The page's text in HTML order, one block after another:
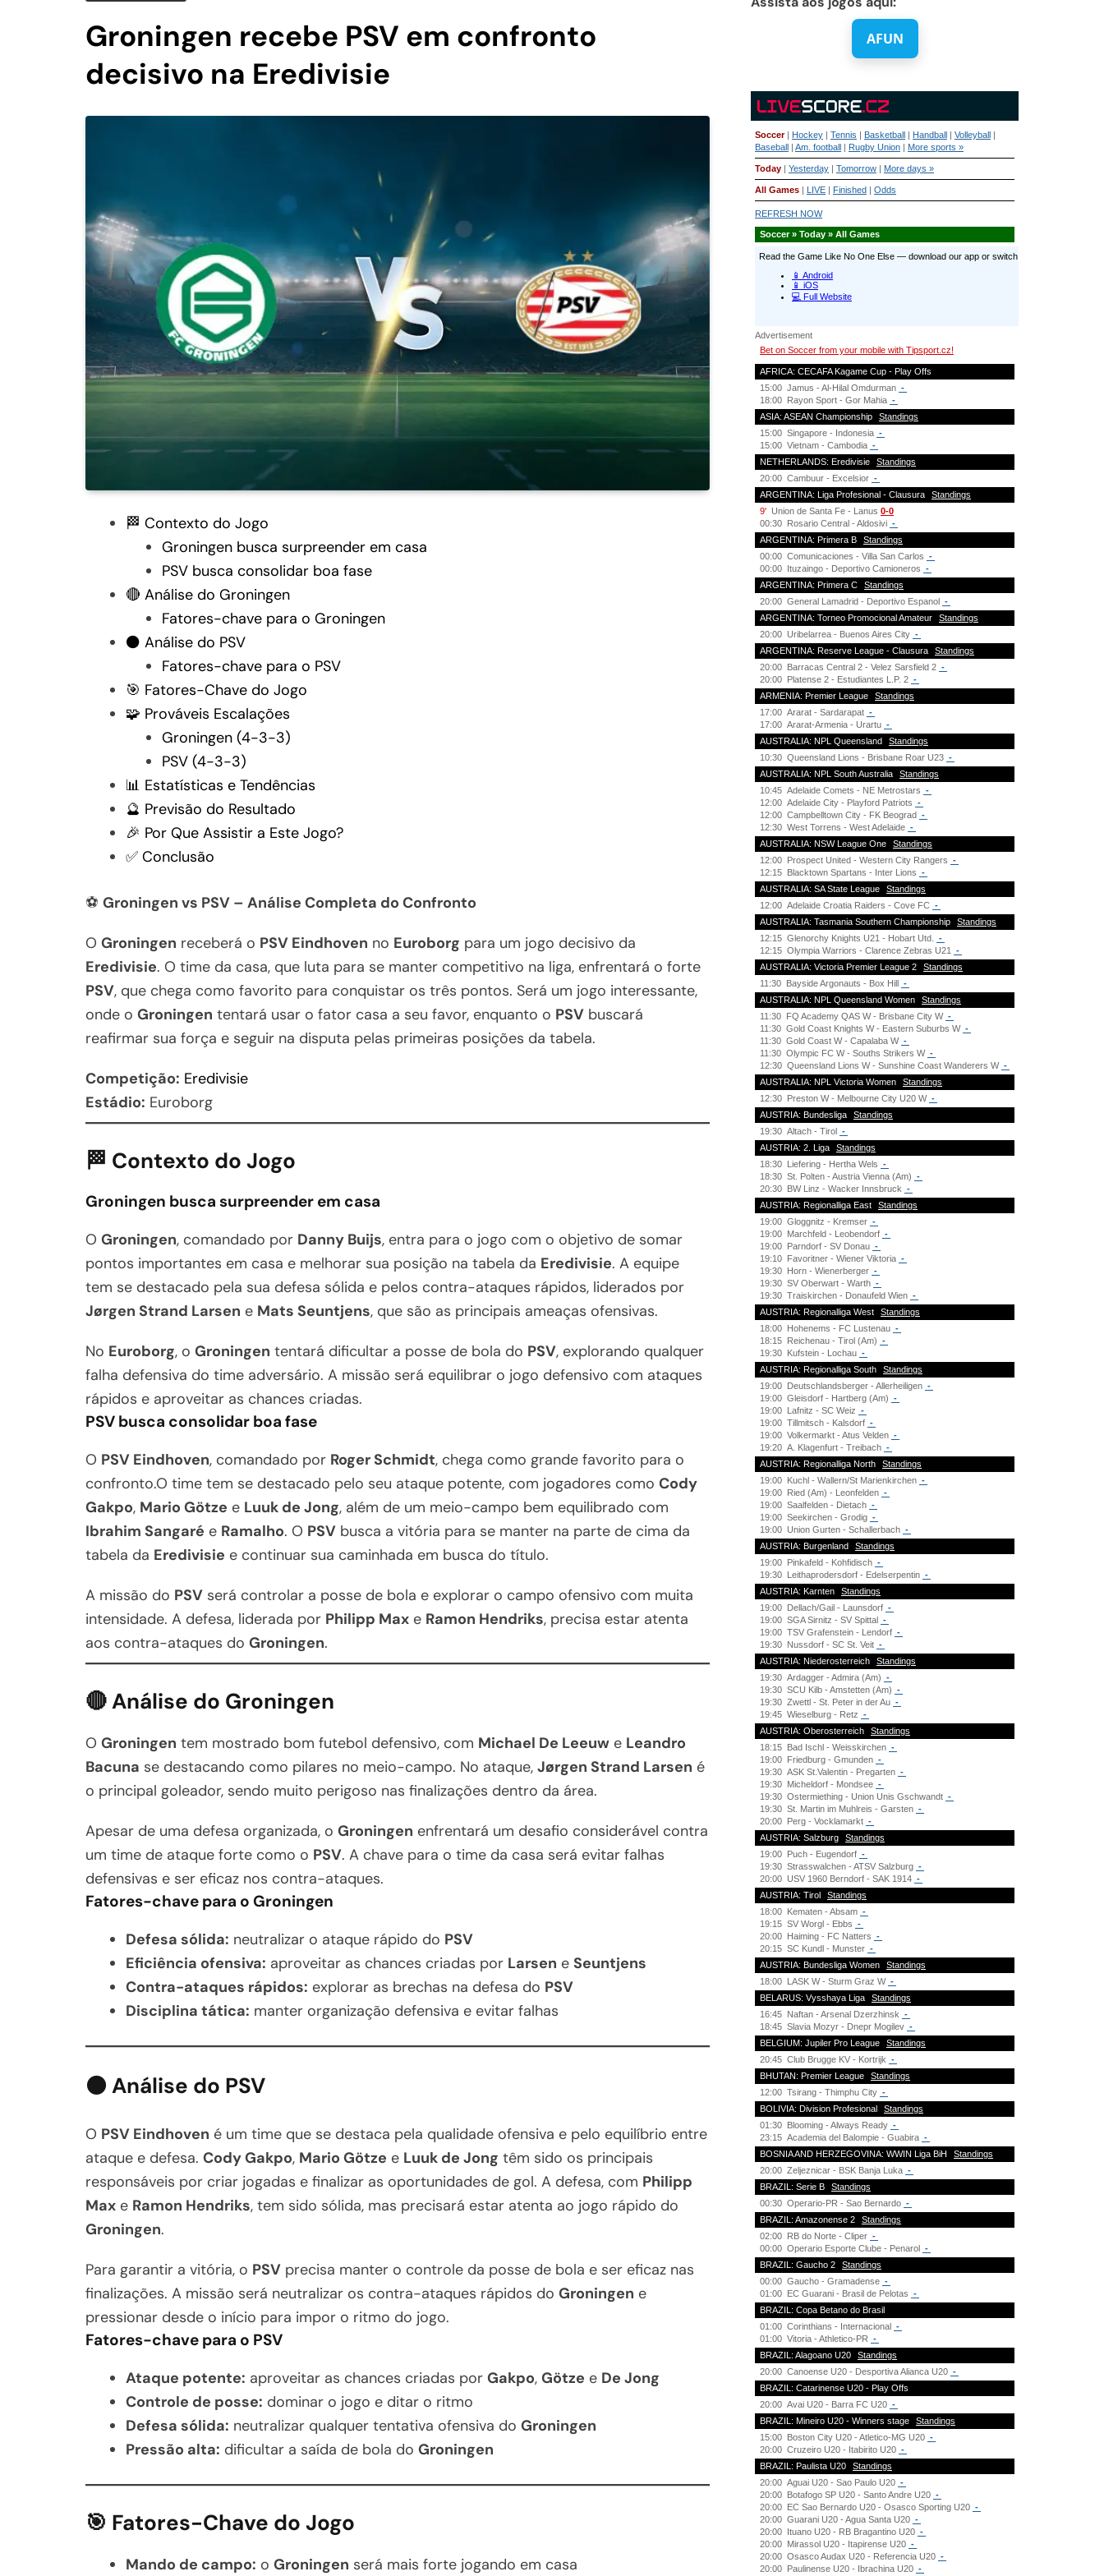
Groningen recebe PSV em confronto
decisivo na Eredivisie
🏁 Contexto do Jogo
Groningen busca surpreender em casa
PSV busca consolidar boa fase
🔴 Análise do Groningen
Fatores-chave para o Groningen
⚫ Análise do PSV
Fatores-chave para o PSV
🎯 Fatores-Chave do Jogo
🧩 Prováveis Escalações
Groningen (4-3-3)
PSV (4-3-3)
📊 Estatísticas e Tendências
🔮 Previsão do Resultado
🎉 Por Que Assistir a Este Jogo?
✅ Conclusão
⚽ Groningen vs PSV – Análise Completa do Confronto
O Groningen receberá o PSV Eindhoven no Euroborg para um jogo decisivo da
Eredivisie. O time da casa, que luta para se manter competitivo na liga, enfrentará o forte
PSV, que chega como favorito para conquistar os três pontos. Será um jogo interessante,
onde o Groningen tentará usar o fator casa a seu favor, enquanto o PSV buscará
reafirmar sua força e seguir na disputa pelas primeiras posições da tabela.
Competição: Eredivisie
Estádio: Euroborg
🏁 Contexto do Jogo
Groningen busca surpreender em casa
O Groningen, comandado por Danny Buijs, entra para o jogo com o objetivo de somar
pontos importantes em casa e melhorar sua posição na tabela da Eredivisie. A equipe
tem se destacado pela sua defesa sólida e pelos contra-ataques rápidos, liderados por
Jørgen Strand Larsen e Mats Seuntjens, que são as principais ameaças ofensivas.
No Euroborg, o Groningen tentará dificultar a posse de bola do PSV, explorando qualquer
falha defensiva do time adversário. A missão será equilibrar o jogo defensivo com ataques
rápidos e aproveitar as chances criadas.
PSV busca consolidar boa fase
O PSV Eindhoven, comandado por Roger Schmidt, chega como grande favorito para o
confronto.O time tem se destacado pelo seu ataque potente, com jogadores como Cody
Gakpo, Mario Götze e Luuk de Jong, além de um meio-campo bem equilibrado com
Ibrahim Sangaré e Ramalho. O PSV busca a vitória para se manter na parte de cima da
tabela da Eredivisie e continuar sua caminhada em busca do título.
A missão do PSV será controlar a posse de bola e explorar o campo ofensivo com muita
intensidade. A defesa, liderada por Philipp Max e Ramon Hendriks, precisa estar atenta
aos contra-ataques do Groningen.
🔴 Análise do Groningen
O Groningen tem mostrado bom futebol defensivo, com Michael De Leeuw e Leandro
Bacuna se destacando como pilares no meio-campo. No ataque, Jørgen Strand Larsen é
o principal goleador, sendo muito perigoso nas finalizações dentro da área.
Apesar de uma defesa organizada, o Groningen enfrentará um desafio considerável contra
um time de ataque forte como o PSV. A chave para o time da casa será evitar falhas
defensivas e ser eficaz nos contra-ataques.
Fatores-chave para o Groningen
Defesa sólida: neutralizar o ataque rápido do PSV
Eficiência ofensiva: aproveitar as chances criadas por Larsen e Seuntjens
Contra-ataques rápidos: explorar as brechas na defesa do PSV
Disciplina tática: manter organização defensiva e evitar falhas
⚫ Análise do PSV
O PSV Eindhoven é um time que se destaca pela qualidade ofensiva e pelo equilíbrio entre
ataque e defesa. Cody Gakpo, Mario Götze e Luuk de Jong têm sido os principais
responsáveis por criar jogadas e finalizar as oportunidades de gol. A defesa, com Philipp
Max e Ramon Hendriks, tem sido sólida, mas precisará estar atenta ao jogo rápido do
Groningen.
Para garantir a vitória, o PSV precisa manter o controle da posse de bola e ser eficaz nas
finalizações. A missão será neutralizar os contra-ataques rápidos do Groningen e
pressionar desde o início para impor o ritmo do jogo.
Fatores-chave para o PSV
Ataque potente: aproveitar as chances criadas por Gakpo, Götze e De Jong
Controle de posse: dominar o jogo e ditar o ritmo
Defesa sólida: neutralizar qualquer tentativa ofensiva do Groningen
Pressão alta: dificultar a saída de bola do Groningen
🎯 Fatores-Chave do Jogo
Mando de campo: o Groningen será mais forte jogando em casa
AFUN